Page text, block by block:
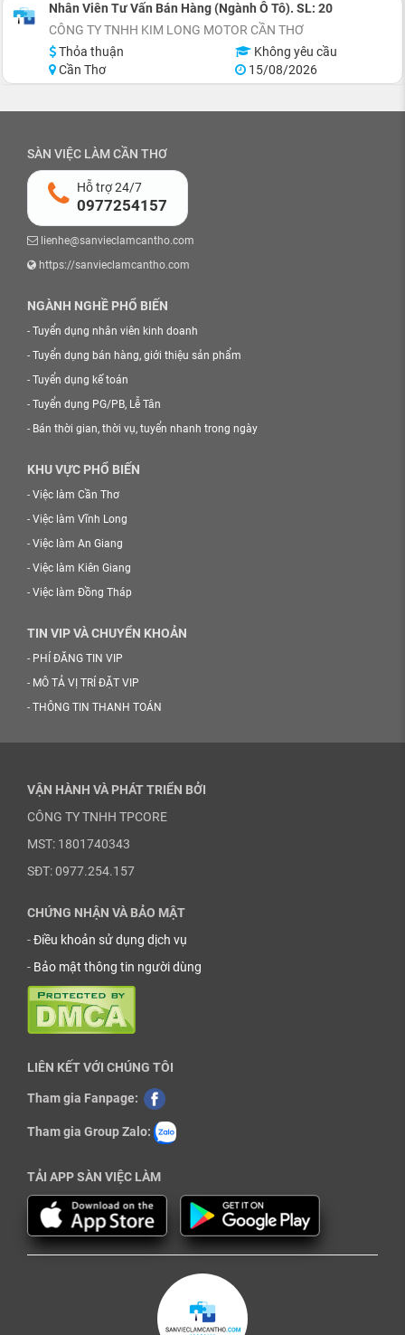
Nhân Viên Tư Vấn Bán Hàng (Ngành Ô Tô). SL: 20
CÔNG TY TNHH KIM LONG MOTOR CẦN THƠ
Thỏa thuận
Không yêu cầu
Cần Thơ
15/08/2026
SÀN VIỆC LÀM CẦN THƠ
Hỗ trợ 24/7
0977254157
lienhe@sanvieclamcantho.com
https://sanvieclamcantho.com
NGÀNH NGHỀ PHỔ BIẾN
- Tuyển dụng nhân viên kinh doanh
- Tuyển dụng bán hàng, giới thiệu sản phẩm
- Tuyển dụng kế toán
- Tuyển dụng PG/PB, Lễ Tân
- Bán thời gian, thời vụ, tuyển nhanh trong ngày
KHU VỰC PHỔ BIẾN
- Việc làm Cần Thơ
- Việc làm Vĩnh Long
- Việc làm An Giang
- Việc làm Kiên Giang
- Việc làm Đồng Tháp
TIN VIP VÀ CHUYỂN KHOẢN
- PHÍ ĐĂNG TIN VIP
- MÔ TẢ VỊ TRÍ ĐẶT VIP
- THÔNG TIN THANH TOÁN
VẬN HÀNH VÀ PHÁT TRIỂN BỞI
CÔNG TY TNHH TPCORE
MST: 1801740343
SĐT: 0977.254.157
CHỨNG NHẬN VÀ BẢO MẬT
-Điều khoản sử dụng dịch vụ
- Bảo mật thông tin người dùng
LIÊN KẾT VỚI CHÚNG TÔI
Tham gia Fanpage:
Tham gia Group Zalo:
TẢI APP SÀN VIỆC LÀM